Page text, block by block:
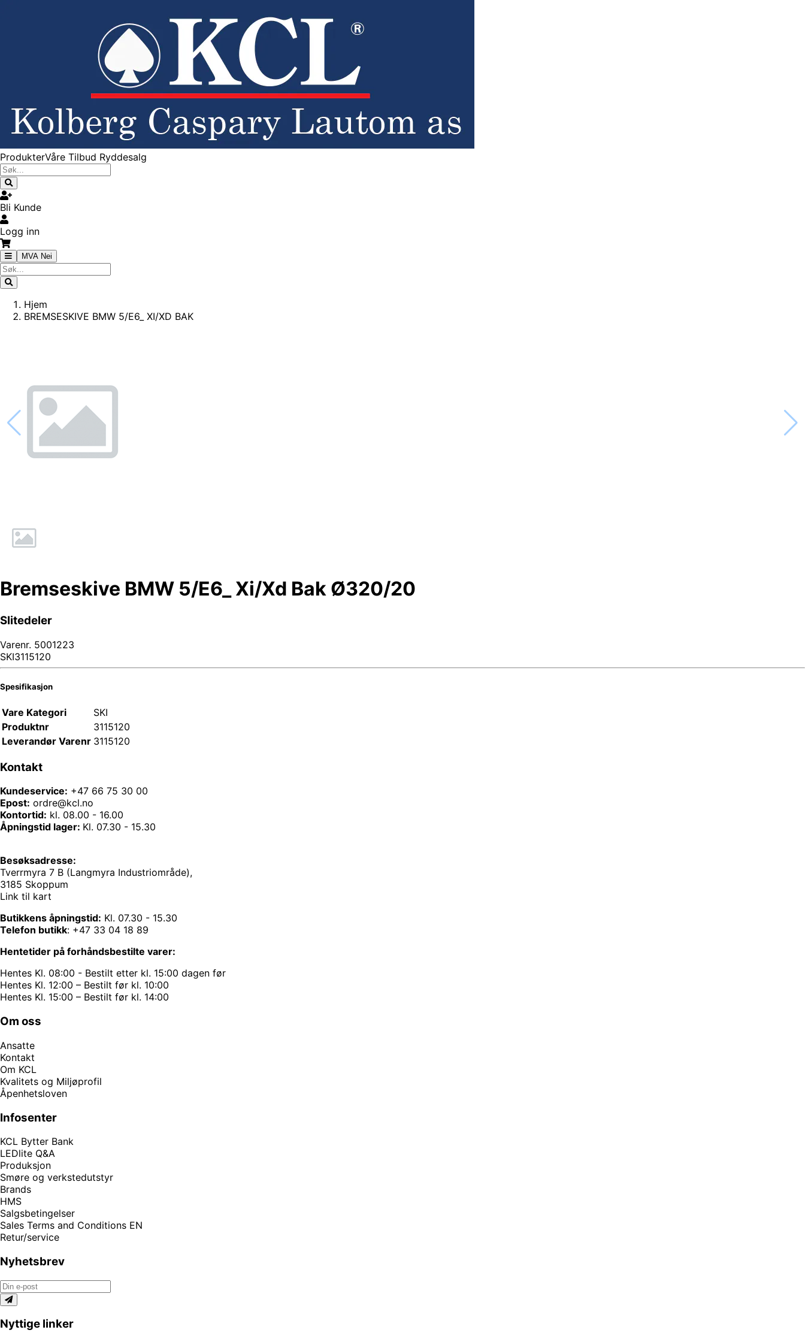
ProdukterVåre Tilbud Ryddesalg
Bli Kunde
Logg inn
MVA Nei
Hjem
BREMSESKIVE BMW 5/E6_ XI/XD BAK
Bremseskive BMW 5/E6_ Xi/Xd Bak Ø320/20
Slitedeler
Varenr. 5001223
SKI3115120
Spesifikasjon
Vare Kategori
SKI
Produktnr
3115120
Leverandør Varenr 3115120
Kontakt
Kundeservice: +47 66 75 30 00
Epost: ordre@kcl.no
Kontortid: kl. 08.00 - 16.00
Åpningstid lager: Kl. 07.30 - 15.30
Besøksadresse:
Tverrmyra 7 B (Langmyra Industriområde),
3185 Skoppum
Link til kart
Butikkens åpningstid: Kl. 07.30 - 15.30
Telefon butikk: +47 33 04 18 89
Hentetider på forhåndsbestilte varer:
Hentes Kl. 08:00 - Bestilt etter kl. 15:00 dagen før
Hentes Kl. 12:00 – Bestilt før kl. 10:00
Hentes Kl. 15:00 – Bestilt før kl. 14:00
Om oss
Ansatte
Kontakt
Om KCL
Kvalitets og Miljøprofil
Åpenhetsloven
Infosenter
KCL Bytter Bank
LEDlite Q&A
Produksjon
Smøre og verkstedutstyr
Brands
HMS
Salgsbetingelser
Sales Terms and Conditions EN
Retur/service
Nyhetsbrev
Nyttige linker